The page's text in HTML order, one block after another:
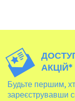
АКЦІЙ*
Будьте першим,
зареєструвавши